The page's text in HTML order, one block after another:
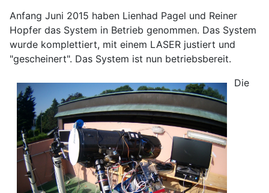
Anfang Juni 2015 haben Lienhad Pagel und Reiner
Hopfer das System in Betrieb genommen. Das System
wurde komplettiert, mit einem LASER justiert und
"gescheinert". Das System ist nun betriebsbereit.
Die